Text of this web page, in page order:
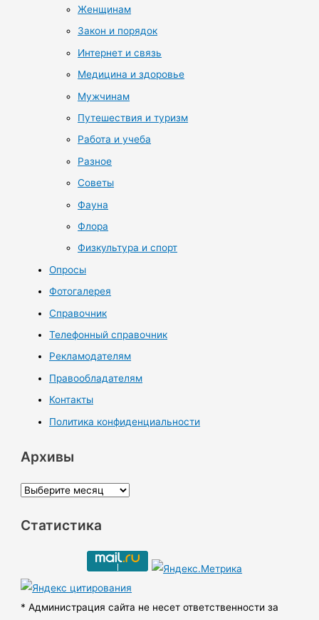
Женщинам
Закон и порядок
Интернет и связь
Медицина и здоровье
Мужчинам
Путешествия и туризм
Работа и учеба
Разное
Советы
Фауна
Флора
Физкультура и спорт
Опросы
Фотогалерея
Справочник
Телефонный справочник
Рекламодателям
Правообладателям
Контакты
Политика конфиденциальности
Архивы
А
х
ы
Статистика
* Администрация сайта не несет ответственности за